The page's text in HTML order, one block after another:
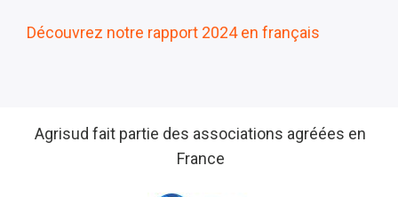
Découvrez notre rapport 2024 en français
Agrisud fait partie des associations agréées en
France